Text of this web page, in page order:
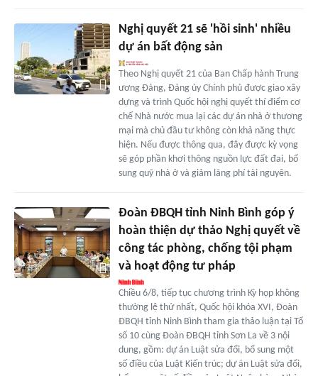
Nghị quyết 21 sẽ 'hồi sinh' nhiều
dự án bất động sản
Theo Nghị quyết 21 của Ban Chấp hành Trung
ương Đảng, Đảng ủy Chính phủ được giao xây
dựng và trình Quốc hội nghị quyết thí điểm cơ
chế Nhà nước mua lại các dự án nhà ở thương
mại mà chủ đầu tư không còn khả năng thực
hiện. Nếu được thông qua, đây được kỳ vọng
sẽ góp phần khơi thông nguồn lực đất đai, bổ
sung quỹ nhà ở và giảm lãng phí tài nguyên.
Đoàn ĐBQH tỉnh Ninh Bình góp ý
hoàn thiện dự thảo Nghị quyết về
công tác phòng, chống tội phạm
và hoạt động tư pháp
Chiều 6/8, tiếp tục chương trình Kỳ họp không
thường lệ thứ nhất, Quốc hội khóa XVI, Đoàn
ĐBQH tỉnh Ninh Bình tham gia thảo luận tại Tổ
số 10 cùng Đoàn ĐBQH tỉnh Sơn La về 3 nội
dung, gồm: dự án Luật sửa đổi, bổ sung một
số điều của Luật Kiến trúc; dự án Luật sửa đổi,